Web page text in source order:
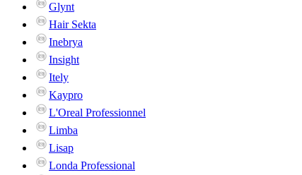
Glynt
Hair Sekta
Inebrya
Insight
Itely
Kaypro
L'Oreal Professionnel
Limba
Lisap
Londa Professional